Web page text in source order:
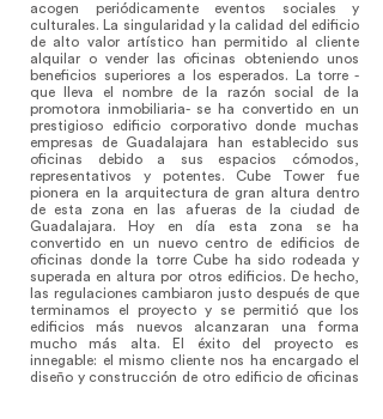
acogen periódicamente eventos sociales y
culturales. La singularidad y la calidad del edificio
de alto valor artístico han permitido al cliente
alquilar o vender las oficinas obteniendo unos
beneficios superiores a los esperados. La torre -
que lleva el nombre de la razón social de la
promotora inmobiliaria- se ha convertido en un
prestigioso edificio corporativo donde muchas
empresas de Guadalajara han establecido sus
oficinas debido a sus espacios cómodos,
representativos y potentes. Cube Tower fue
pionera en la arquitectura de gran altura dentro
de esta zona en las afueras de la ciudad de
Guadalajara. Hoy en día esta zona se ha
convertido en un nuevo centro de edificios de
oficinas donde la torre Cube ha sido rodeada y
superada en altura por otros edificios. De hecho,
las regulaciones cambiaron justo después de que
terminamos el proyecto y se permitió que los
edificios más nuevos alcanzaran una forma
mucho más alta. El éxito del proyecto es
innegable: el mismo cliente nos ha encargado el
diseño y construcción de otro edificio de oficinas